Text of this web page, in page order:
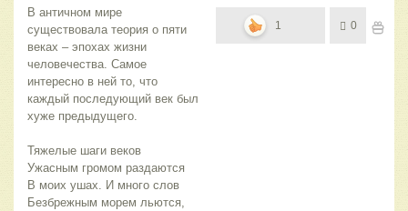
В античном мире
существовала теория о пяти
веках – эпохах жизни
человечества. Самое
интересно в ней то, что
каждый последующий век был
хуже предыдущего.
Тяжелые шаги веков
Ужасным громом раздаются
В моих ушах. И много слов
Безбрежным морем льются,
1 0